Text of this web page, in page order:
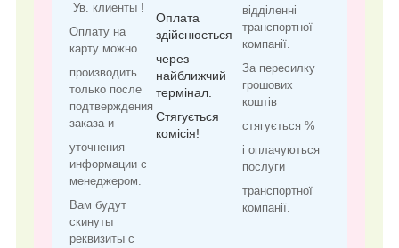
Ув. клиенты !
Оплату на
карту можно
производить
только после
подтверждения
заказа и
уточнения
информации с
менеджером.
Вам будут
скинуты
реквизиты с
Оплата
здійснюється
через
найближчий
термінал.
Стягується
комісія!
відділенні
транспортної
компанії.
За пересилку
грошових
коштів
стягується %
і оплачуються
послуги
транспортної
компанії.